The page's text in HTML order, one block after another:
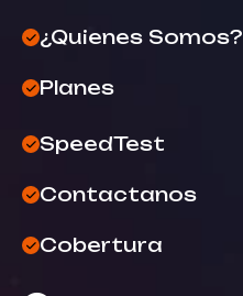
¿Quienes Somos?
Planes
SpeedTest
Contactanos
Cobertura